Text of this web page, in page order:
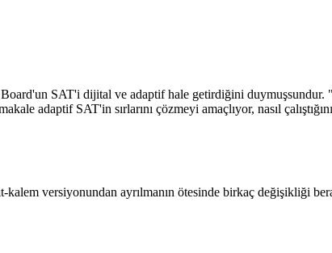
SAT'i dijital ve adaptif hale getirdiğini duymuşsundur.
adaptif SAT'in sırlarını çözmeyi amaçlıyor, nasıl
kalem versiyonundan ayrılmanın ötesinde birkaç değişikliği